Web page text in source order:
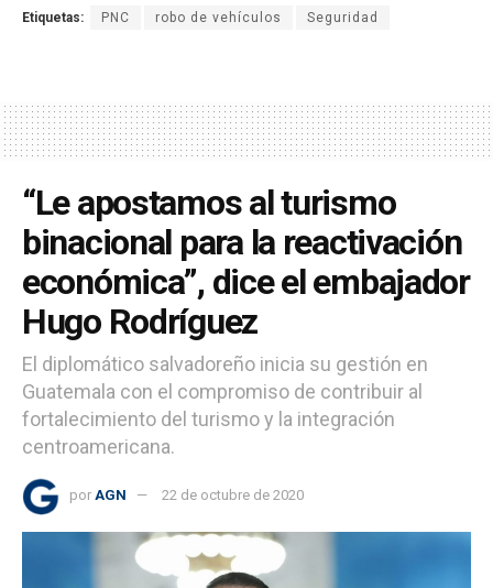
Etiquetas: PNC robo de vehículos Seguridad
“Le apostamos al turismo
binacional para la reactivación
económica”, dice el embajador
Hugo Rodríguez
El diplomático salvadoreño inicia su gestión en
Guatemala con el compromiso de contribuir al
fortalecimiento del turismo y la integración
centroamericana.
por AGN 22 de octubre de 2020